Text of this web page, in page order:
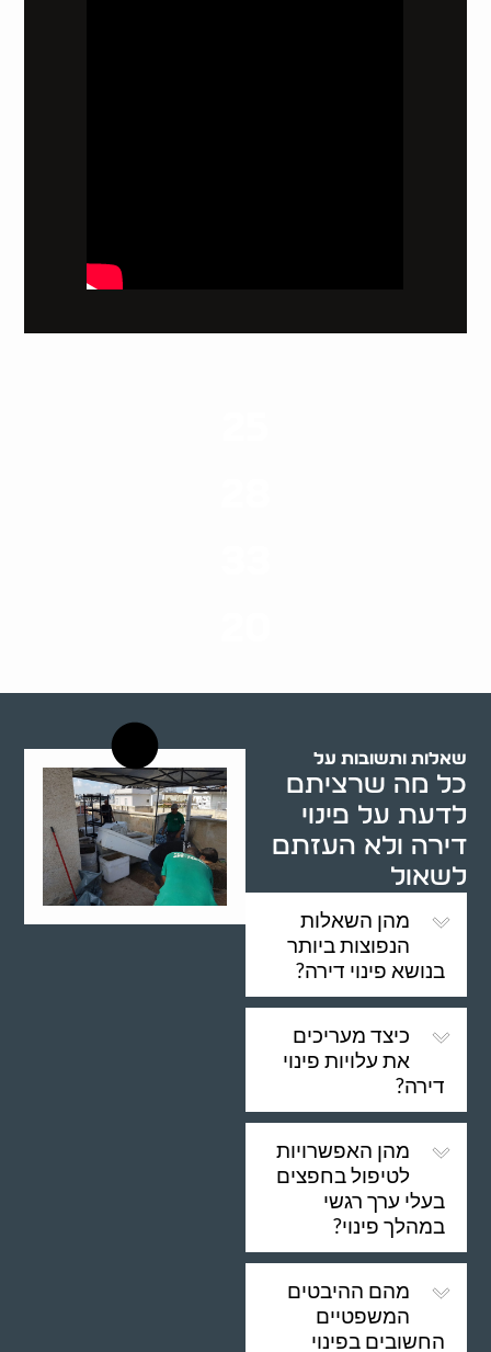
שאלות ותשובות על
כל מה שרציתם
לדעת על פינוי
דירה ולא העזתם
לשאול
מהן השאלות
הנפוצות ביותר
בנושא פינוי דירה?
כיצד מעריכים
את עלויות פינוי
דירה?
מהן האפשרויות
לטיפול בחפצים
בעלי ערך רגשי
במהלך פינוי?
מהם ההיבטים
המשפטיים
החשובים בפינוי